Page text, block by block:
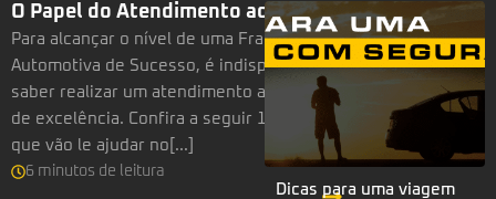
O Papel do Atendimento ao Cliente
Para alcançar o nível de uma Franquia
Automotiva de Sucesso, é indispensável
saber realizar um atendimento ao cliente
de excelência. Confira a seguir 12 dicas
que vão le ajudar no[...]
6 minutos de leitura
Dicas para uma viagem